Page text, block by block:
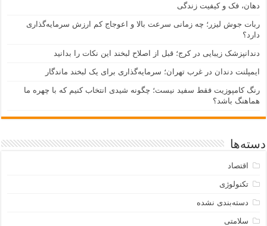
دهان، فک و کیفیت زندگی
ربات جوش لیزر؛ چه زمانی سرعت بالا و اعوجاج کم ارزش سرمایه‌گذاری
دارد؟
دندانپزشک زیبایی در کرج؛ قبل از اصلاح لبخند این نکات را بدانید
ایمپلنت دندان در غرب تهران؛ سرمایه‌گذاری برای یک لبخند ماندگار
رنگ کامپوزیت فقط سفید نیست؛ چگونه شیدی انتخاب کنیم که با چهره ما
هماهنگ باشد؟
دسته‌ها
اقتصاد
تکنولوژی
دسته‌بندی نشده
سلامتی